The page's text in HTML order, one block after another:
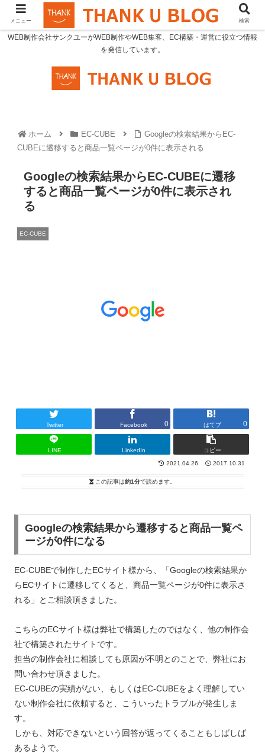
WEB制作会社サンクユーがWEB制作やWEB集客、EC構築・運営に役立つ情報
を発信しています。
ホーム EC-CUBE
Googleの検索結果からEC-
CUBEに遷移すると商品一覧ページが0件に表示される
Googleの検索結果からEC-CUBEに遷移
すると商品一覧ページが0件に表示され
る
EC-CUBE
Twitter Facebook 0 はてブ 0
LINE LinkedIn
コピー
2021.04.26
2017.10.31
この記事は約1分で読めます。
Googleの検索結果から遷移すると商品一覧ペ
ージが0件になる
EC-CUBEで制作したECサイト様から、「Googleの検索結果か
らECサイトに遷移してくると、商品一覧ページが0件に表示さ
れる」とご相談頂きました。
こちらのECサイト様は弊社で構築したのではなく、他の制作会
社で構築されたサイトです。
担当の制作会社に相談しても原因が不明とのことで、弊社にお
問い合わせ頂きました。
EC-CUBEの実績がない、もしくはEC-CUBEをよく理解してい
ない制作会社に依頼すると、こういったトラブルが発生しま
す。
しかも、対応できないという回答が返ってくることもしばしば
あるようで。
メニュー 検索